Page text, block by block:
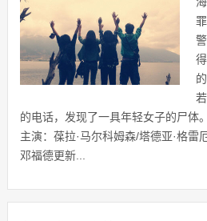
的电话，发现了一具年轻女子的尸体
主演：葆拉·马尔科姆森/塔德亚·格雷
邓福德更新...